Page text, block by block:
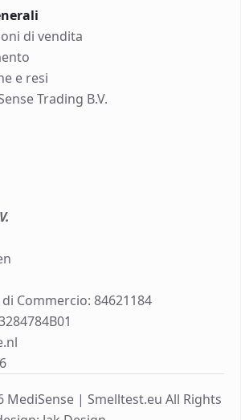
di vendita
e resi
Trading B.V.
Commercio: 84621184
MediSense | Smelltest.eu All Rights